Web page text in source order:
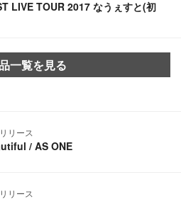
LIVE TOUR 2017 なうぇすと(初
一覧を見る
リース
/ AS ONE
リース